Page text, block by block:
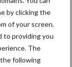
by clicking the
of your screen.
to providing you
The
following
gaat melden. Dit